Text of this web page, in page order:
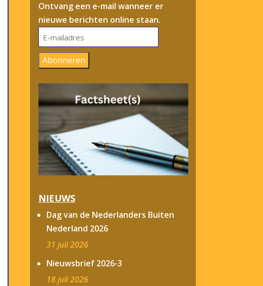
Ontvang een e-mail wanneer er
nieuwe berichten online staan.
E-
mailadres
Abonneren
NIEUWS
Dag van de Nederlanders Buiten
Nederland 2026
31 juli 2026
Nieuwsbrief 2026-3
18 juli 2026